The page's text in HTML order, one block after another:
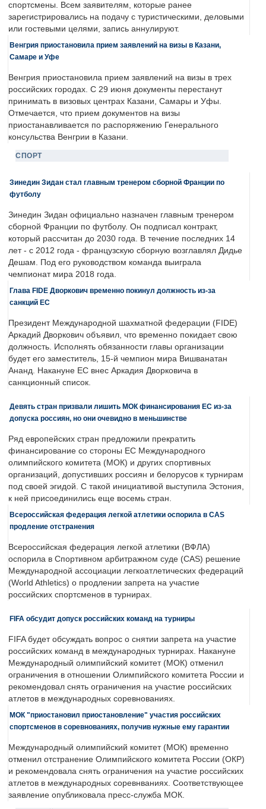
спортсмены. Всем заявителям, которые ранее
зарегистрировались на подачу с туристическими, деловыми
или гостевыми целями, запись аннулируют.
Венгрия приостановила прием заявлений на визы в Казани,
Самаре и Уфе
Венгрия приостановила прием заявлений на визы в трех
российских городах. С 29 июня документы перестанут
принимать в визовых центрах Казани, Самары и Уфы.
Отмечается, что прием документов на визы
приостанавливается по распоряжению Генерального
консульства Венгрии в Казани.
СПОРТ
Зинедин Зидан стал главным тренером сборной Франции по
футболу
Зинедин Зидан официально назначен главным тренером
сборной Франции по футболу. Он подписал контракт,
который рассчитан до 2030 года. В течение последних 14
лет - с 2012 года - французскую сборную возглавлял Дидье
Дешам. Под его руководством команда выиграла
чемпионат мира 2018 года.
Глава FIDE Дворкович временно покинул должность из-за
санкций ЕС
Президент Международной шахматной федерации (FIDE)
Аркадий Дворкович объявил, что временно покидает свою
должность. Исполнять обязанности главы организации
будет его заместитель, 15-й чемпион мира Вишванатан
Ананд. Накануне ЕС внес Аркадия Дворковича в
санкционный список.
Девять стран призвали лишить МОК финансирования ЕС из-за
допуска россиян, но они очевидно в меньшинстве
Ряд европейских стран предложили прекратить
финансирование со стороны ЕС Международного
олимпийского комитета (МОК) и других спортивных
организаций, допустивших россиян и белорусов к турнирам
под своей эгидой. С такой инициативой выступила Эстония,
к ней присоединились еще восемь стран.
Всероссийская федерация легкой атлетики оспорила в CAS
продление отстранения
Всероссийская федерация легкой атлетики (ВФЛА)
оспорила в Спортивном арбитражном суде (CAS) решение
Международной ассоциации легкоатлетических федераций
(World Athletics) о продлении запрета на участие
российских спортсменов в турнирах.
FIFA обсудит допуск российских команд на турниры
FIFA будет обсуждать вопрос о снятии запрета на участие
российских команд в международных турнирах. Накануне
Международный олимпийский комитет (МОК) отменил
ограничения в отношении Олимпийского комитета России и
рекомендовал снять ограничения на участие российских
атлетов в международных соревнованиях.
МОК "приостановил приостановление" участия российских
спортсменов в соревнованиях, получив нужные ему гарантии
Международный олимпийский комитет (МОК) временно
отменил отстранение Олимпийского комитета России (ОКР)
и рекомендовала снять ограничения на участие российских
атлетов в международных соревнваниях. Соответствующее
заявление опубликовала пресс-служба МОК.